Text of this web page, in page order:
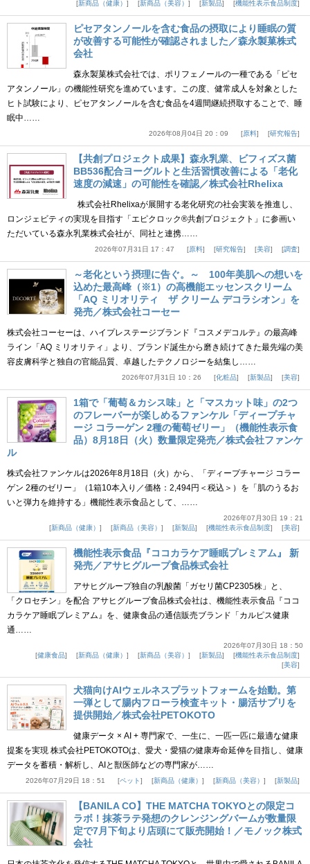
新商品（健康） 新商品（美容） 新製品 機能性表示食品制度
ピセアタンノールを含む食品の摂取により睡眠の質
が改善する可能性が確認されました／森永製菓株式
会社
森永製菓株式会社では、ポリフェノールの一種である「ピセ
アタンノール」の機能性研究を進めています。この度、健常成人を対象とした
ヒト試験により、ピセアタンノールを含む食品を4週間継続摂取することで、睡
眠中……
2026年08月04日 20：09 原料 研究報告
【共創プロジェクト成果】森永乳業、ビフィズス菌
BB536配合ヨーグルトと生活習慣改善による「老化
速度の減速」の可能性を確認／株式会社Rhelixa
株式会社Rhelixaが展開する老化研究の社会実装を推進し、
ロンジェビティの実現を目指す「エピクロック®共創プロジェクト」に参画い
ただいている森永乳業株式会社が、同社と連携……
2026年07月31日 17：47 原料 研究報告 美容 調査
～老化という摂理に告ぐ。～ 100年美肌への想いを
込めた最高峰（※1）の高機能エッセンスクリーム
「AQ ミリオリティ ザ クリーム デコラシオン」を
発売／株式会社コーセー
株式会社コーセーは、ハイプレステージブランド『コスメデコルテ』の最高峰
ライン「AQ ミリオリティ」より、ブランド誕生から磨き続けてきた最先端の美
容皮膚科学と独自の官能品質、卓越したテクノロジーを結集し……
2026年07月31日 10：26 化粧品 新製品 美容
1箱で「葡萄＆カシス味」と「マスカット味」の2つ
のフレーバーが楽しめるファンケル「ディープチャ
ージ コラーゲン 2種の葡萄ゼリー」（機能性表示食
品）8月18日（火）数量限定発売／株式会社ファンケ
ル
株式会社ファンケルは2026年8月18日（火）から、「ディープチャージ コラー
ゲン 2種のゼリー」（1箱10本入り／価格：2,494円＜税込＞）を「肌のうるお
いと弾力を維持する」機能性表示食品として、……
2026年07月30日 19：21
新商品（健康）
新商品（美容） 新製品 機能性表示食品制度 美容
機能性表示食品『ココカラケア睡眠プレミアム』 新
発売／アサヒグループ食品株式会社
アサヒグループ独自の乳酸菌「ガセリ菌CP2305株」と、
「クロセチン」を配合 アサヒグループ食品株式会社は、機能性表示食品『ココ
カラケア睡眠プレミアム』を、健康食品の通信販売ブランド「カルピス健康
通……
2026年07月30日 18：50
健康食品
新商品（健康） 新商品（美容） 新製品
機能性表示食品制度
美容
犬猫向けAIウェルネスプラットフォームを始動。第
一弾として腸内フローラ検査キット・腸活サプリを
提供開始／株式会社PETOKOTO
健康データ × AI + 専門家で、一生に、一匹一匹に最適な健康
提案を実現 株式会社PETOKOTOは、愛犬・愛猫の健康寿命延伸を目指し、健康
データを蓄積・解析し、AIと獣医師などの専門家が……
2026年07月29日 18：51 ペット 新商品（健康） 新商品（美容） 新製品
【BANILA CO】THE MATCHA TOKYOとの限定コ
ラボ！抹茶ラテ発想のクレンジングバームが数量限
定で7月下旬より店頭にて販売開始！／モノック株式
会社